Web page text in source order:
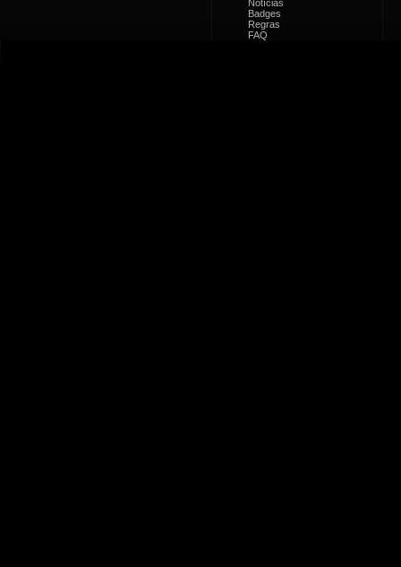
Notícias
Badges
Regras
FAQ